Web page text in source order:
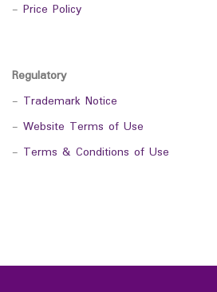
- Price Policy
Regulatory
- Trademark Notice
- Website Terms of Use
- Terms & Conditions of Use